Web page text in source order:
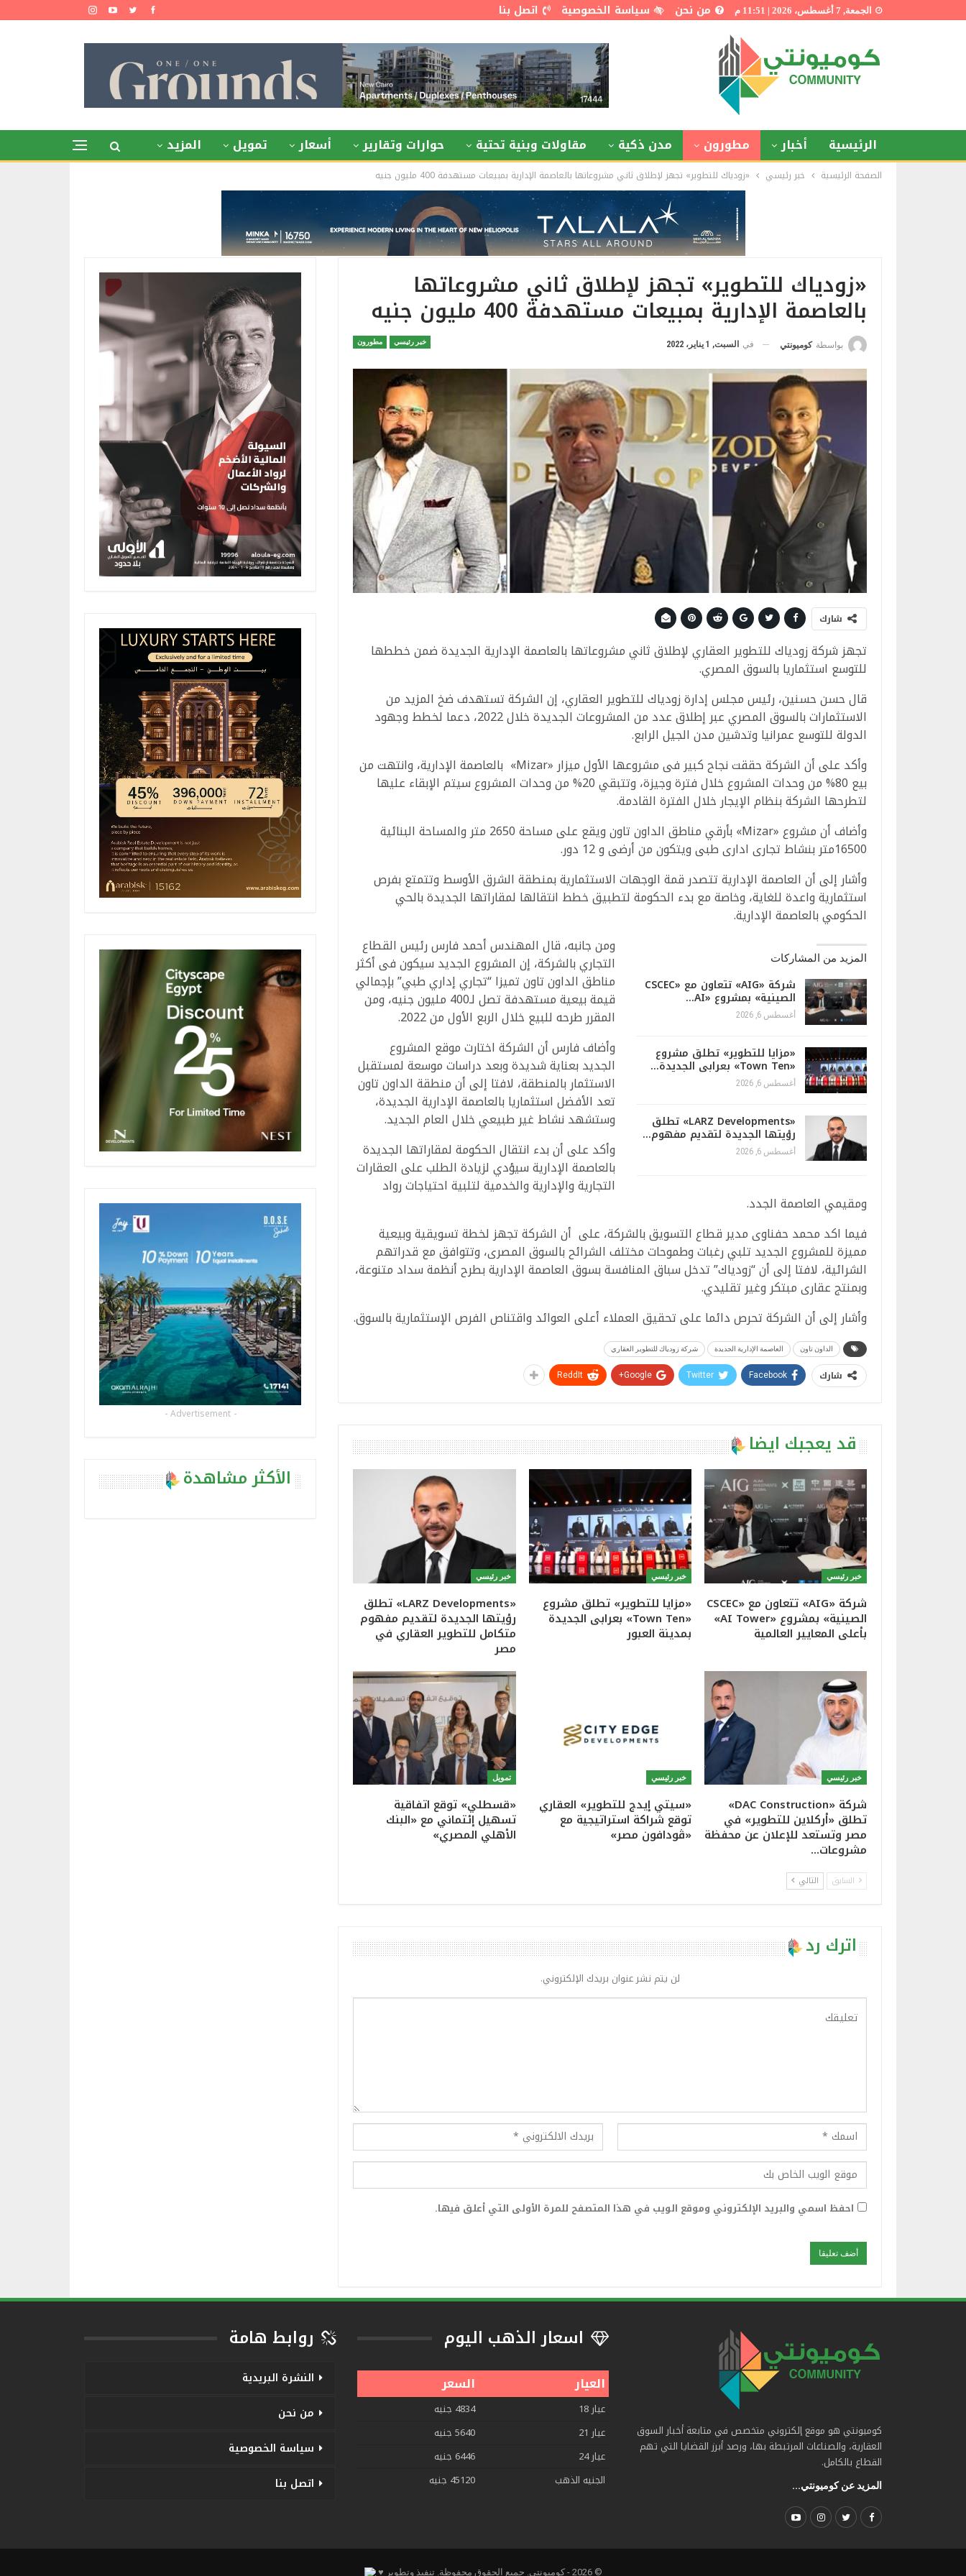
الجمعة, 7 أغسطس، 2026 | 11:51 م من نحن سياسة الخصوصية اتصل بنا
الرئيسية أخبار مطورون مدن ذكية مقاولات وبنية تحتية حوارات وتقارير أسعار تمويل المزيد
الصفحة الرئيسية خبر رئيسي «زودياك للتطوير» تجهز لإطلاق ثاني مشروعاتها بالعاصمة الإدارية بمبيعات مستهدفة 400 مليون جنيه
«زودياك للتطوير» تجهز لإطلاق ثاني مشروعاتها
بالعاصمة الإدارية بمبيعات مستهدفة 400 مليون جنيه
خبر رئيسي مطورون بواسطة كوميونتي في السبت, 1 يناير، 2022
شارك
تجهز شركة زودياك للتطوير العقاري لإطلاق ثاني مشروعاتها بالعاصمة الإدارية الجديدة ضمن خططها
للتوسع استثماريا بالسوق المصري.
قال حسن حسنين، رئيس مجلس إدارة زودياك للتطوير العقاري، إن الشركة تستهدف ضخ المزيد من
الاستثمارات بالسوق المصري عبر إطلاق عدد من المشروعات الجديدة خلال 2022، دعما لخطط وجهود
الدولة للتوسع عمرانيا وتدشين مدن الجيل الرابع.
وأكد على أن الشركة حققت نجاح كبير فى مشروعها الأول ميزار «Mizar» بالعاصمة الإدارية، وانتهت من
بيع 80% من وحدات المشروع خلال فترة وجيزة، وتتبقي 20% من وحدات المشروع سيتم الإبقاء عليها
لتطرحها الشركة بنظام الإيجار خلال الفترة القادمة.
وأضاف أن مشروع «Mizar» بأرقي مناطق الداون تاون ويقع على مساحة 2650 متر والمساحة البنائية
16500متر بنشاط تجارى ادارى طبى ويتكون من أرضى و 12 دور.
وأشار إلى أن العاصمة الإدارية تتصدر قمة الوجهات الاستثمارية بمنطقة الشرق الأوسط وتتمتع بفرص
استثمارية واعدة للغاية، وخاصة مع بدء الحكومة لتطبيق خطط انتقالها لمقاراتها الجديدة بالحي
الحكومي بالعاصمة الإدارية.
المزيد من المشاركات
شركة «AIG» تتعاون مع «CSCEC
الصينية» بمشروع «AI…
أغسطس 6, 2026
«مزايا للتطوير» تطلق مشروع
«Town Ten» بعرابى الجديدة…
أغسطس 6, 2026
«LARZ Developments» تطلق
رؤيتها الجديدة لتقديم مفهوم…
أغسطس 6, 2026
ومن جانبه، قال المهندس أحمد فارس رئيس القطاع
التجاري بالشركة، إن المشروع الجديد سيكون فى أكثر
مناطق الداون تاون تميزا “تجاري إداري طبي” بإجمالي
قيمة بيعية مستهدفة تصل لـ400 مليون جنيه، ومن
المقرر طرحه للبيع خلال الربع الأول من 2022.
وأضاف فارس أن الشركة اختارت موقع المشروع
الجديد بعناية شديدة وبعد دراسات موسعة لمستقبل
الاستثمار بالمنطقة، لافتا إلى أن منطقة الداون تاون
تعد الأفضل استثماريا بالعاصمة الإدارية الجديدة،
وستشهد نشاط غير طبيعي خلال العام الجديد.
وأكد على أن بدء انتقال الحكومة لمقاراتها الجديدة
بالعاصمة الإدارية سيؤدي لزيادة الطلب على العقارات
التجارية والإدارية والخدمية لتلبية احتياجات رواد
ومقيمي العاصمة الجدد.
فيما اكد محمد حفناوى مدير قطاع التسويق بالشركة، على أن الشركة تجهز لخطة تسويقية وبيعية
مميزة للمشروع الجديد تلبي رغبات وطموحات مختلف الشرائح بالسوق المصرى، وتتوافق مع قدراتهم
الشرائية، لافتا إلى أن “زودياك” تدخل سباق المنافسة بسوق العاصمة الإدارية بطرح أنظمة سداد متنوعة،
وبمنتج عقارى مبتكر وغير تقليدي.
وأشار إلى أن الشركة تحرص دائما على تحقيق العملاء أعلى العوائد واقتناص الفرص الإستثمارية بالسوق.
الداون تاون العاصمة الإدارية الجديدة شركة زودياك للتطوير العقاري
شارك Facebook
Twitter
Google+
ReddIt
قد يعجبك ايضا
خبر رئيسي
شركة «AIG» تتعاون مع «CSCEC
الصينية» بمشروع «AI Tower»
بأعلى المعايير العالمية
خبر رئيسي
«مزايا للتطوير» تطلق مشروع
«Town Ten» بعرابى الجديدة
بمدينة العبور
خبر رئيسي
«LARZ Developments» تطلق
رؤيتها الجديدة لتقديم مفهوم
متكامل للتطوير العقاري في
مصر
خبر رئيسي
شركة «DAC Construction»
تطلق «أركلاين للتطوير» في
مصر وتستعد للإعلان عن محفظة
مشروعات…
خبر رئيسي
«سيتي إيدج للتطوير» العقاري
توقع شراكة استراتيجية مع
«ڤودافون مصر»
تمويل
«قسطلي» توقع اتفاقية
تسهيل إئتماني مع «البنك
الأهلي المصري»
السابق التالي
اترك رد
لن يتم نشر عنوان بريدك الإلكتروني.
احفظ اسمي والبريد الإلكتروني وموقع الويب في هذا المتصفح للمرة الأولى التي أعلق فيها.
- Advertisement -
الأكثر مشاهدة
كوميونتي هو موقع إلكتروني متخصص في متابعة أخبار السوق
العقارية، والصناعات المرتبطة بها، ورصد أبرز القضايا التي تهم
القطاع بالكامل.
المزيد عن كوميونتي...
اسعار الذهب اليوم
العيار السعر
عيار 18
4834 جنيه
عيار 21
5640 جنيه
عيار 24
6446 جنيه
الجنيه الذهب
45120 جنيه
روابط هامة
النشرة البريدية
من نحن
سياسة الخصوصية
اتصل بنا
© 2026 - كوميونتي. جميع الحقوق محفوظة. تنفيذ وتطوير ♥